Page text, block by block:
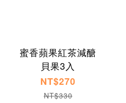
蜜香蘋果紅茶減醣
貝果3入
NT$270
NT$330